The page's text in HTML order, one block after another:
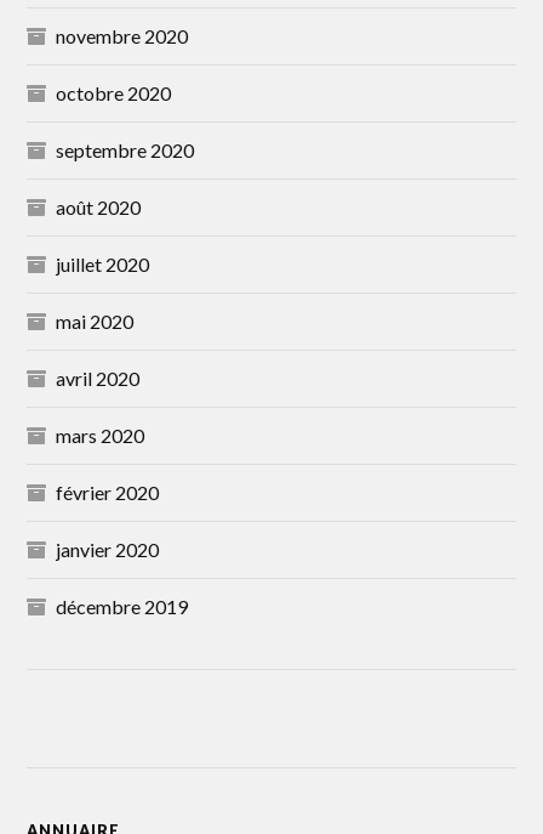
novembre 2020
octobre 2020
septembre 2020
août 2020
juillet 2020
mai 2020
avril 2020
mars 2020
février 2020
janvier 2020
décembre 2019
ANNUAIRE